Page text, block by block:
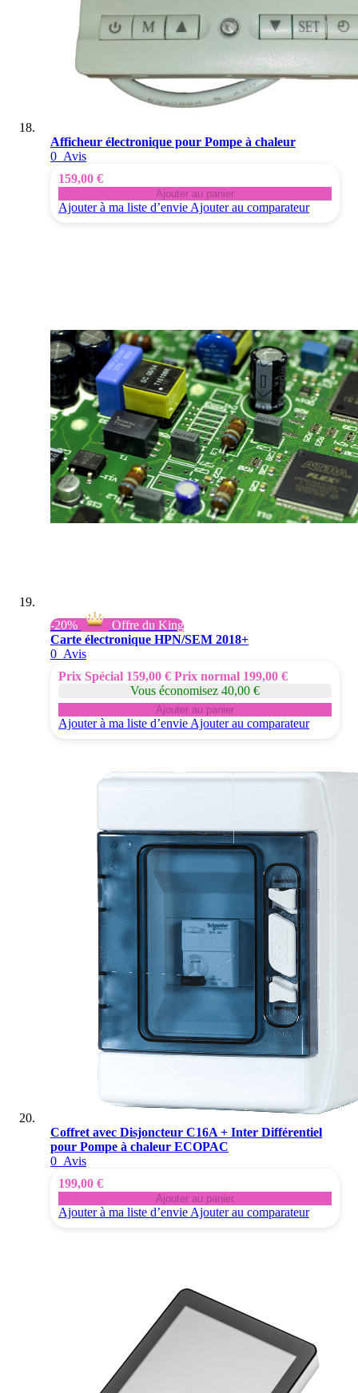
Afficheur électronique pour Pompe à chaleur
0 Avis
159,00 €
Ajouter au panier
Ajouter à ma liste d’envie Ajouter au comparateur
-20%
Offre du King
Carte électronique HPN/SEM 2018+
0 Avis
Prix Spécial 159,00 € Prix normal 199,00 €
Vous économisez 40,00 €
Ajouter au panier
Ajouter à ma liste d’envie Ajouter au comparateur
Coffret avec Disjoncteur C16A + Inter Différentiel
pour Pompe à chaleur ECOPAC
0 Avis
199,00 €
Ajouter au panier
Ajouter à ma liste d’envie Ajouter au comparateur